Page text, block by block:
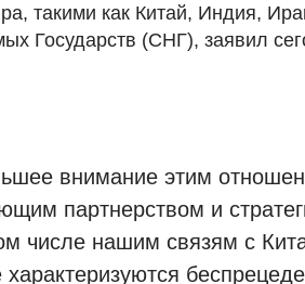
такими как Китай, Индия,
Государств (СНГ), заявил
внимание этим
партнерством и
числе нашим связям с
характеризуются